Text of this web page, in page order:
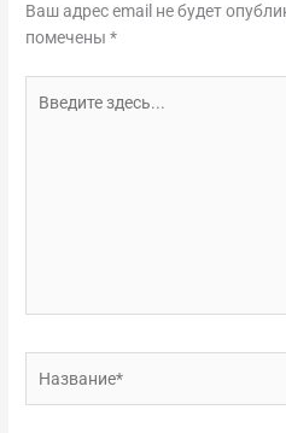
Ваш адрес email не будет
помечены*
здесь...